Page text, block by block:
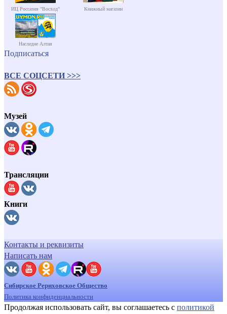
ИЦ Россазия "Восход" Книжный магазин
Наследие Алтая
Подписаться
ВСЕ СОЦСЕТИ >>>
Музей
Трансляции
Книги
Контакты и реквизиты
Написать нам
Сибирское Рериховское Общество
Политика конфиденциальности
Продолжая использовать сайт, вы соглашаетесь с политикой